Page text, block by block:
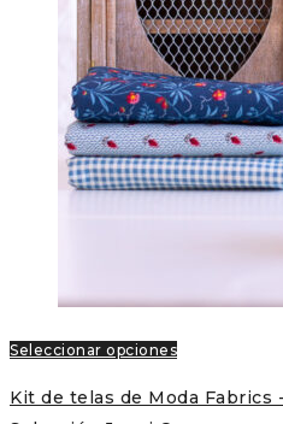
Seleccionar opciones
Kit de telas de Moda Fabrics